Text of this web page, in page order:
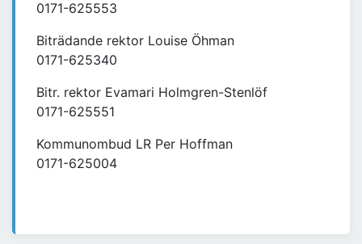
0171-625553
Biträdande rektor Louise Öhman
0171-625340
Bitr. rektor Evamari Holmgren-Stenlöf
0171-625551
Kommunombud LR Per Hoffman
0171-625004